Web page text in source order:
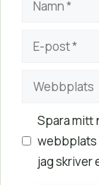
Webbplats
Spara mitt
webbplats
jag skriver